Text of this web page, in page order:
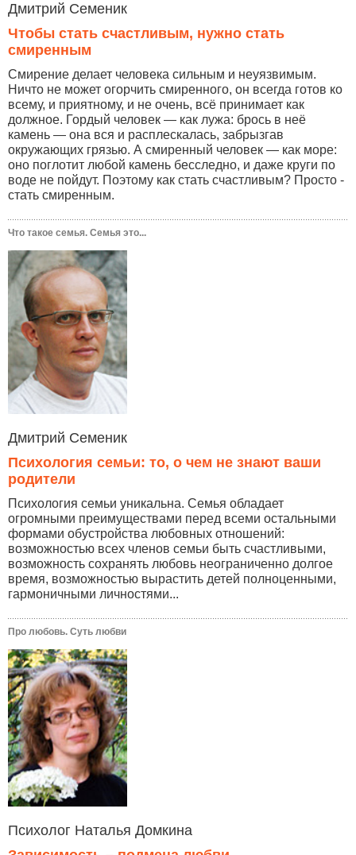
Дмитрий Семеник
Чтобы стать счастливым, нужно стать
смиренным
Смирение делает человека сильным и неуязвимым.
Ничто не может огорчить смиренного, он всегда готов ко
всему, и приятному, и не очень, всё принимает как
должное. Гордый человек — как лужа: брось в неё
камень — она вся и расплескалась, забрызгав
окружающих грязью. А смиренный человек — как море:
оно поглотит любой камень бесследно, и даже круги по
воде не пойдут. Поэтому как стать счастливым? Просто -
стать смиренным.
Что такое семья. Семья это...
Дмитрий Семеник
Психология семьи: то, о чем не знают ваши
родители
Психология семьи уникальна. Семья обладает
огромными преимуществами перед всеми остальными
формами обустройства любовных отношений:
возможностью всех членов семьи быть счастливыми,
возможность сохранять любовь неограниченно долгое
время, возможностью вырастить детей полноценными,
гармоничными личностями...
Про любовь. Суть любви
Психолог Наталья Домкина